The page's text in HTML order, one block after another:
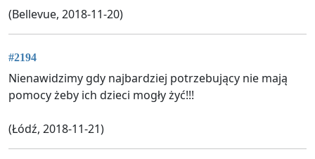
(Bellevue, 2018-11-20)
#2194
Nienawidzimy gdy najbardziej potrzebujący nie mają
pomocy żeby ich dzieci mogły żyć!!!
(Łódź, 2018-11-21)